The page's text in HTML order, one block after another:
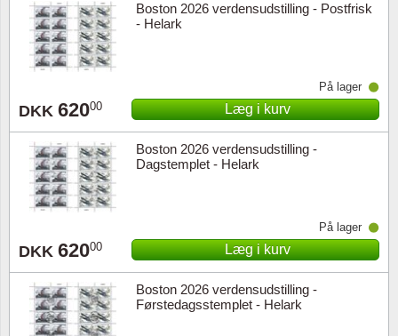
Boston 2026 verdensudstilling - Postfrisk
- Helark
DKK 62000
På lager
Læg i kurv
Boston 2026 verdensudstilling -
Dagstemplet - Helark
DKK 62000
På lager
Læg i kurv
Boston 2026 verdensudstilling -
Førstedagsstemplet - Helark